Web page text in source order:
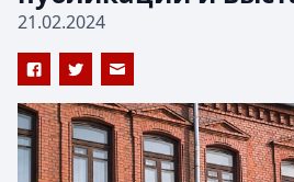
21.02.2024